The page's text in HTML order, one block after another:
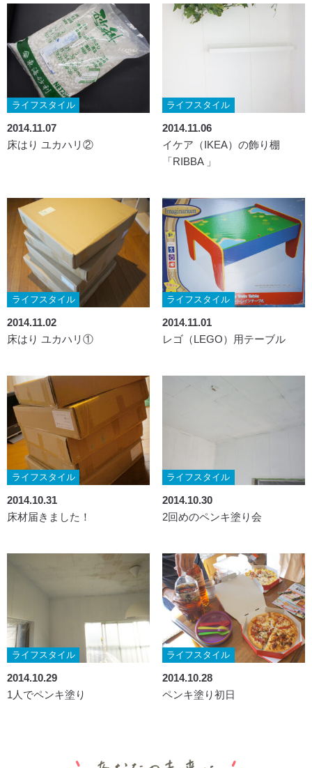
ライフスタイル
2014.11.07
床はり ユカハリ②
ライフスタイル
2014.11.06
イケア（IKEA）の飾り棚
「RIBBA 」
ライフスタイル
2014.11.02
床はり ユカハリ①
ライフスタイル
2014.11.01
レゴ（LEGO）用テーブル
ライフスタイル
2014.10.31
床材届きました！
ライフスタイル
2014.10.30
2回めのペンキ塗り会
ライフスタイル
2014.10.29
1人でペンキ塗り
ライフスタイル
2014.10.28
ペンキ塗り初日